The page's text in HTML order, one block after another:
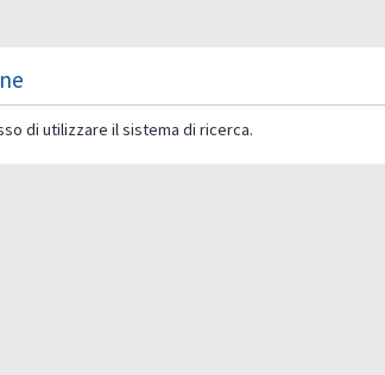
di utilizzare il sistema di ricerca.